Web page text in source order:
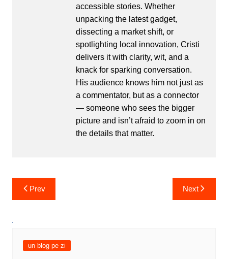
accessible stories. Whether
unpacking the latest gadget,
dissecting a market shift, or
spotlighting local innovation, Cristi
delivers it with clarity, wit, and a
knack for sparking conversation.
His audience knows him not just as
a commentator, but as a connector
— someone who sees the bigger
picture and isn’t afraid to zoom in on
the details that matter.
Post
navigation
Prev Next
un blog pe zi